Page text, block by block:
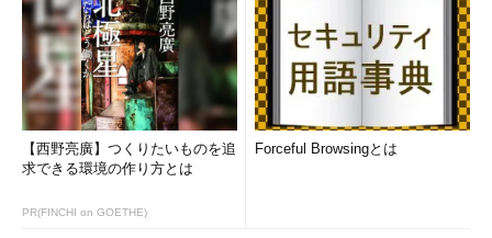
さて、製造業のEコマースサイトを考えた場合、自社製品のみ
を販売するためマーケットプレイスによる手法は該当しません。
しかしその他の手法は全て、ビジネスを加速させる有効な起爆剤
と成り得ます（図5）。
【西野亮廣】つくりたいものを追
求できる環境の作り方とは
PR(FINCHI on GOETHE)
Forceful Browsingとは